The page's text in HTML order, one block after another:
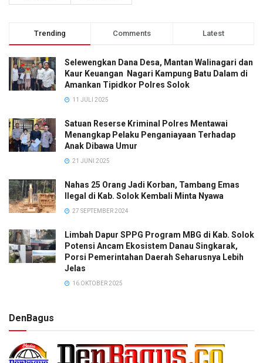
Trending Comments Latest
Selewengkan Dana Desa, Mantan Walinagari dan
Kaur Keuangan Nagari Kampung Batu Dalam di
Amankan Tipidkor Polres Solok
11 JULI 2025
Satuan Reserse Kriminal Polres Mentawai
Menangkap Pelaku Penganiayaan Terhadap
Anak Dibawa Umur
21 JUNI 2025
Nahas 25 Orang Jadi Korban, Tambang Emas
Ilegal di Kab. Solok Kembali Minta Nyawa
27 SEPTEMBER 2024
Limbah Dapur SPPG Program MBG di Kab. Solok
Potensi Ancam Ekosistem Danau Singkarak,
Porsi Pemerintahan Daerah Seharusnya Lebih
Jelas
16 OKTOBER 2025
DenBagus